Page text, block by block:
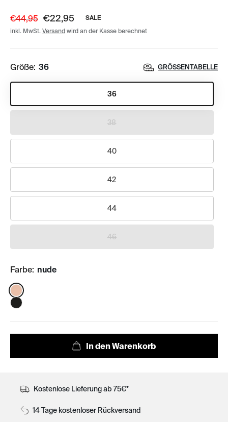
€44,95 €22,95
SALE
inkl. MwSt. Versand wird an der Kasse berechnet
Größe: 36 GRÖSSENTABELLE
36
38
40
42
44
46
Farbe: nude
Color:
Kostenlose Lieferung ab 75€*
14 Tage kostenloser Rückversand